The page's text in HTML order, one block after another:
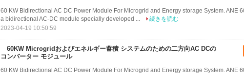
60 KW Bidirectional AC DC Power Module For Microgrid and Energy storage System. ANE
a bidirectional AC-DC module specially developed ...
続きを読む
2023-04-19 10:50:59
60KW Microgridおよびエネルギー蓄積 システムのための二方向AC DCの
コンバーター モジュール
60 KW Bidirectional AC DC Power Module For Microgrid and Energy storage System. ANE